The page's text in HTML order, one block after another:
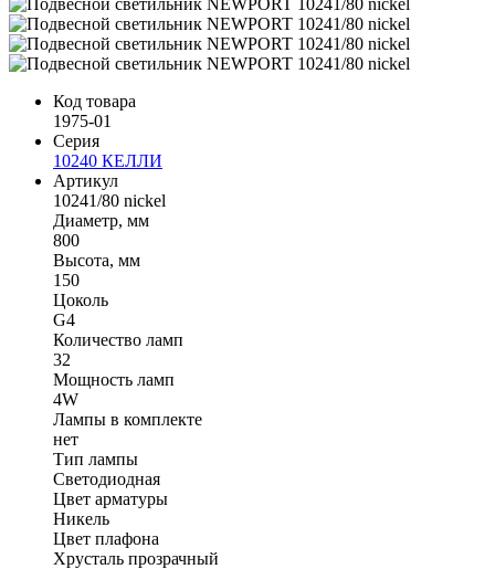
Код товара
1975-01
Серия
10240 КЕЛЛИ
Артикул
10241/80 nickel
Диаметр, мм
800
Высота, мм
150
Цоколь
G4
Количество ламп
32
Мощность ламп
4W
Лампы в комплекте
нет
Тип лампы
Светодиодная
Цвет арматуры
Никель
Цвет плафона
Хрусталь прозрачный